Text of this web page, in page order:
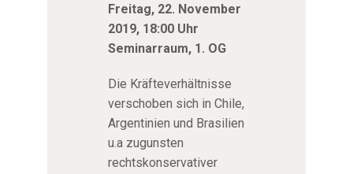
Freitag, 22. November
2019, 18:00 Uhr
Seminarraum, 1. OG
Die Kräfteverhältnisse
verschoben sich in Chile,
Argentinien und Brasilien
u.a zugunsten
rechtskonservativer